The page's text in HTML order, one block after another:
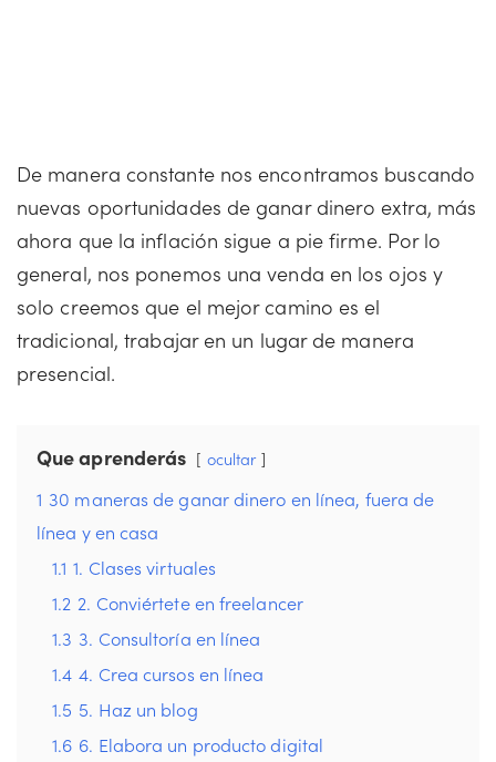
De manera constante nos encontramos buscando
nuevas oportunidades de ganar dinero extra, más
ahora que la inflación sigue a pie firme. Por lo
general, nos ponemos una venda en los ojos y
solo creemos que el mejor camino es el
tradicional, trabajar en un lugar de manera
presencial.
Que aprenderás ocultar
1 30 maneras de ganar dinero en línea, fuera de
línea y en casa
1.1 1. Clases virtuales
1.2 2. Conviértete en freelancer
1.3 3. Consultoría en línea
1.4 4. Crea cursos en línea
1.5 5. Haz un blog
1.6 6. Elabora un producto digital